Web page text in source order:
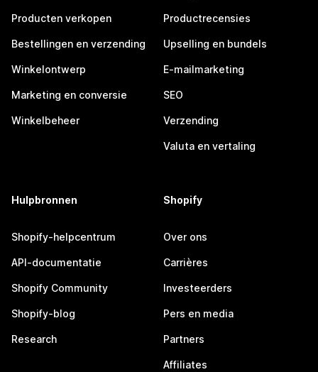
Producten verkopen
Bestellingen en verzending
Winkelontwerp
Marketing en conversie
Winkelbeheer
Productrecensies
Upselling en bundels
E-mailmarketing
SEO
Verzending
Valuta en vertaling
Hulpbronnen
Shopify-helpcentrum
API-documentatie
Shopify Community
Shopify-blog
Research
Shopify
Over ons
Carrières
Investeerders
Pers en media
Partners
Affiliates